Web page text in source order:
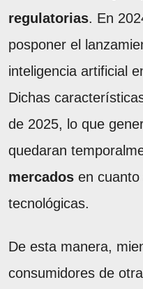
regulatorias. En
posponer el
inteligencia artificial
Dichas
de 2025, lo que
quedaran
mercados en
tecnológicas.
De esta manera,
consumidores de